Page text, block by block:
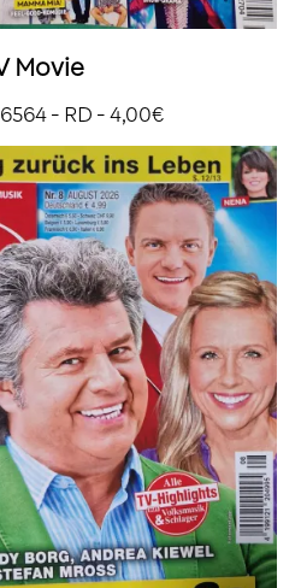
Movie
- RD - 4,00€